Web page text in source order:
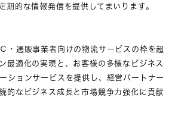
期的な情報発信を提供してまいります。
・通販事業者向けの物流サービスの枠を超
最適化の実現と、お客様の多様なビジネス
ションサービスを提供し、経営パートナー
的なビジネス成長と市場競争力強化に貢献